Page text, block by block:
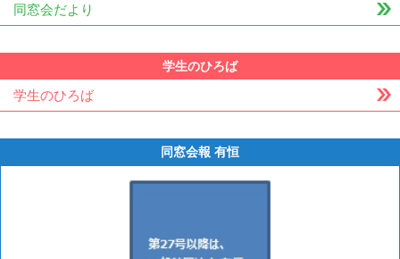
同窓会だより
学生のひろば
学生のひろば
同窓会報 有恒